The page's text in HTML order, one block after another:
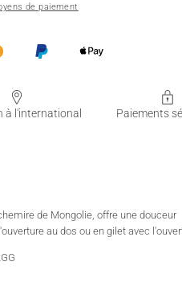
de paiement
à l'international Paiements
de Mongolie, offre une douceur
au dos ou en gilet avec